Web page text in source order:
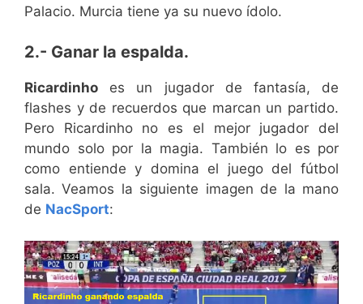
Palacio. Murcia tiene ya su nuevo ídolo.
2.- Ganar la espalda.
Ricardinho es un jugador de fantasía, de
flashes y de recuerdos que marcan un partido.
Pero Ricardinho no es el mejor jugador del
mundo solo por la magia. También lo es por
como entiende y domina el juego del fútbol
sala. Veamos la siguiente imagen de la mano
de NacSport: